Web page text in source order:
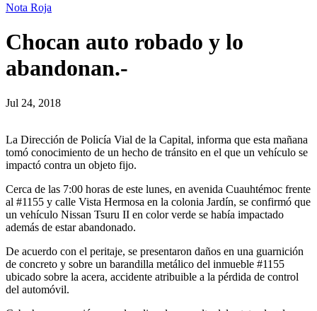
Nota Roja
Chocan auto robado y lo
abandonan.-
Jul 24, 2018
La Dirección de Policía Vial de la Capital, informa que esta mañana
tomó conocimiento de un hecho de tránsito en el que un vehículo se
impactó contra un objeto fijo.
Cerca de las 7:00 horas de este lunes, en avenida Cuauhtémoc frente
al #1155 y calle Vista Hermosa en la colonia Jardín, se confirmó que
un vehículo Nissan Tsuru II en color verde se había impactado
además de estar abandonado.
De acuerdo con el peritaje, se presentaron daños en una guarnición
de concreto y sobre un barandilla metálico del inmueble #1155
ubicado sobre la acera, accidente atribuible a la pérdida de control
del automóvil.